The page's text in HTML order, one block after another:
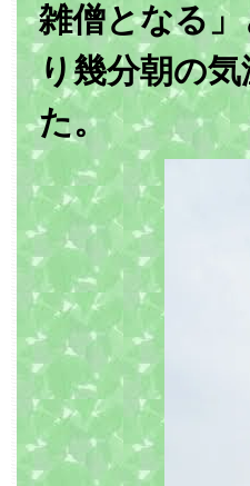
雑僧となる
り幾分朝の
た。